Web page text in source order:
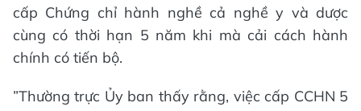
cấp Chứng chỉ hành nghề cả nghề y và dược
cùng có thời hạn 5 năm khi mà cải cách hành
chính có tiến bộ.
”Thường trực Ủy ban thấy rằng, việc cấp CCHN 5